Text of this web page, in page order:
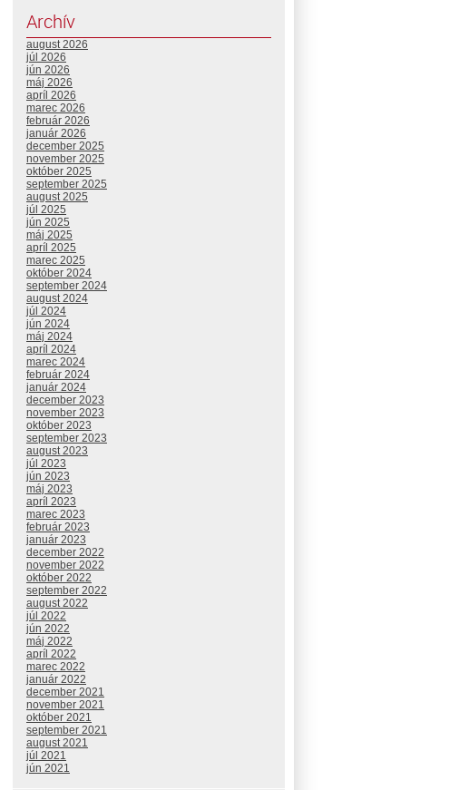
Archív
august 2026
júl 2026
jún 2026
máj 2026
apríl 2026
marec 2026
február 2026
január 2026
december 2025
november 2025
október 2025
september 2025
august 2025
júl 2025
jún 2025
máj 2025
apríl 2025
marec 2025
október 2024
september 2024
august 2024
júl 2024
jún 2024
máj 2024
apríl 2024
marec 2024
február 2024
január 2024
december 2023
november 2023
október 2023
september 2023
august 2023
júl 2023
jún 2023
máj 2023
apríl 2023
marec 2023
február 2023
január 2023
december 2022
november 2022
október 2022
september 2022
august 2022
júl 2022
jún 2022
máj 2022
apríl 2022
marec 2022
január 2022
december 2021
november 2021
október 2021
september 2021
august 2021
júl 2021
jún 2021